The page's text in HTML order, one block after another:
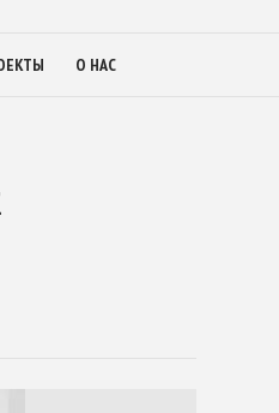
О НАС